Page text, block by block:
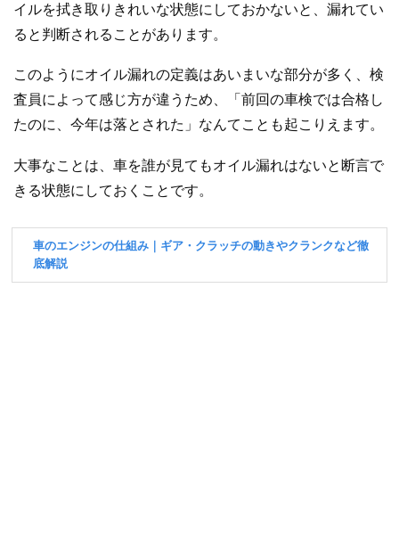
イルを拭き取りきれいな状態にしておかないと、漏れてい
ると判断されることがあります。
このようにオイル漏れの定義はあいまいな部分が多く、検
査員によって感じ方が違うため、「前回の車検では合格し
たのに、今年は落とされた」なんてことも起こりえます。
大事なことは、車を誰が見てもオイル漏れはないと断言で
きる状態にしておくことです。